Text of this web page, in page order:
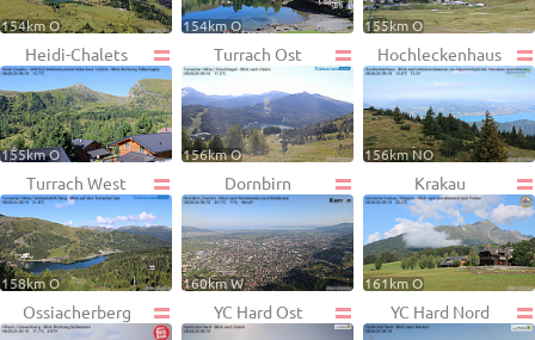
154km O 154km O 155km O
Heidi-Chalets
155km O
Turrach Ost
156km O
Hochleckenhaus
156km NO
Turrach West
158km O
Dornbirn
160km W
Krakau
161km O
Ossiacherberg YC Hard Ost YC Hard Nord